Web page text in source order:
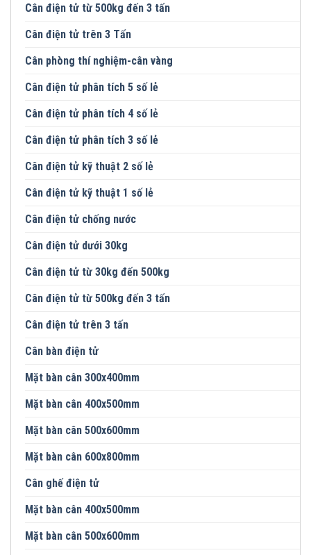
Cân điện tử từ 500kg đến 3 tấn
Cân điện tử trên 3 Tấn
Cân phòng thí nghiệm-cân vàng
Cân điện tử phân tích 5 số lẻ
Cân điện tử phân tích 4 số lẻ
Cân điện tử phân tích 3 số lẻ
Cân điện tử kỹ thuật 2 số lẻ
Cân điện tử kỹ thuật 1 số lẻ
Cân điện tử chống nước
Cân điện tử dưới 30kg
Cân điện tử từ 30kg đến 500kg
Cân điện tử từ 500kg đến 3 tấn
Cân điện tử trên 3 tấn
Cân bàn điện tử
Mặt bàn cân 300x400mm
Mặt bàn cân 400x500mm
Mặt bàn cân 500x600mm
Mặt bàn cân 600x800mm
Cân ghế điện tử
Mặt bàn cân 400x500mm
Mặt bàn cân 500x600mm